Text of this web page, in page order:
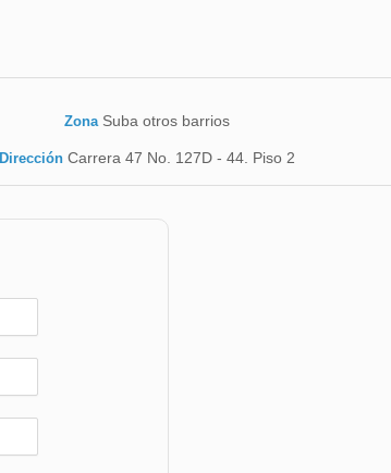
Zona Suba otros barrios
Dirección Carrera 47 No. 127D - 44. Piso 2